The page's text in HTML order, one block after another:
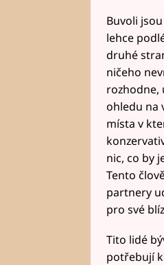
Buvoli
lehce
druhé
ničeho
rozhodne,
ohledu na
místa v
nic, co by
Tento
partnery
pro své
Tito lidé
potřebují